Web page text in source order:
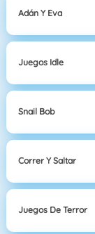
Adán Y Eva
Juegos Idle
Snail Bob
Correr Y Saltar
Juegos De Terror